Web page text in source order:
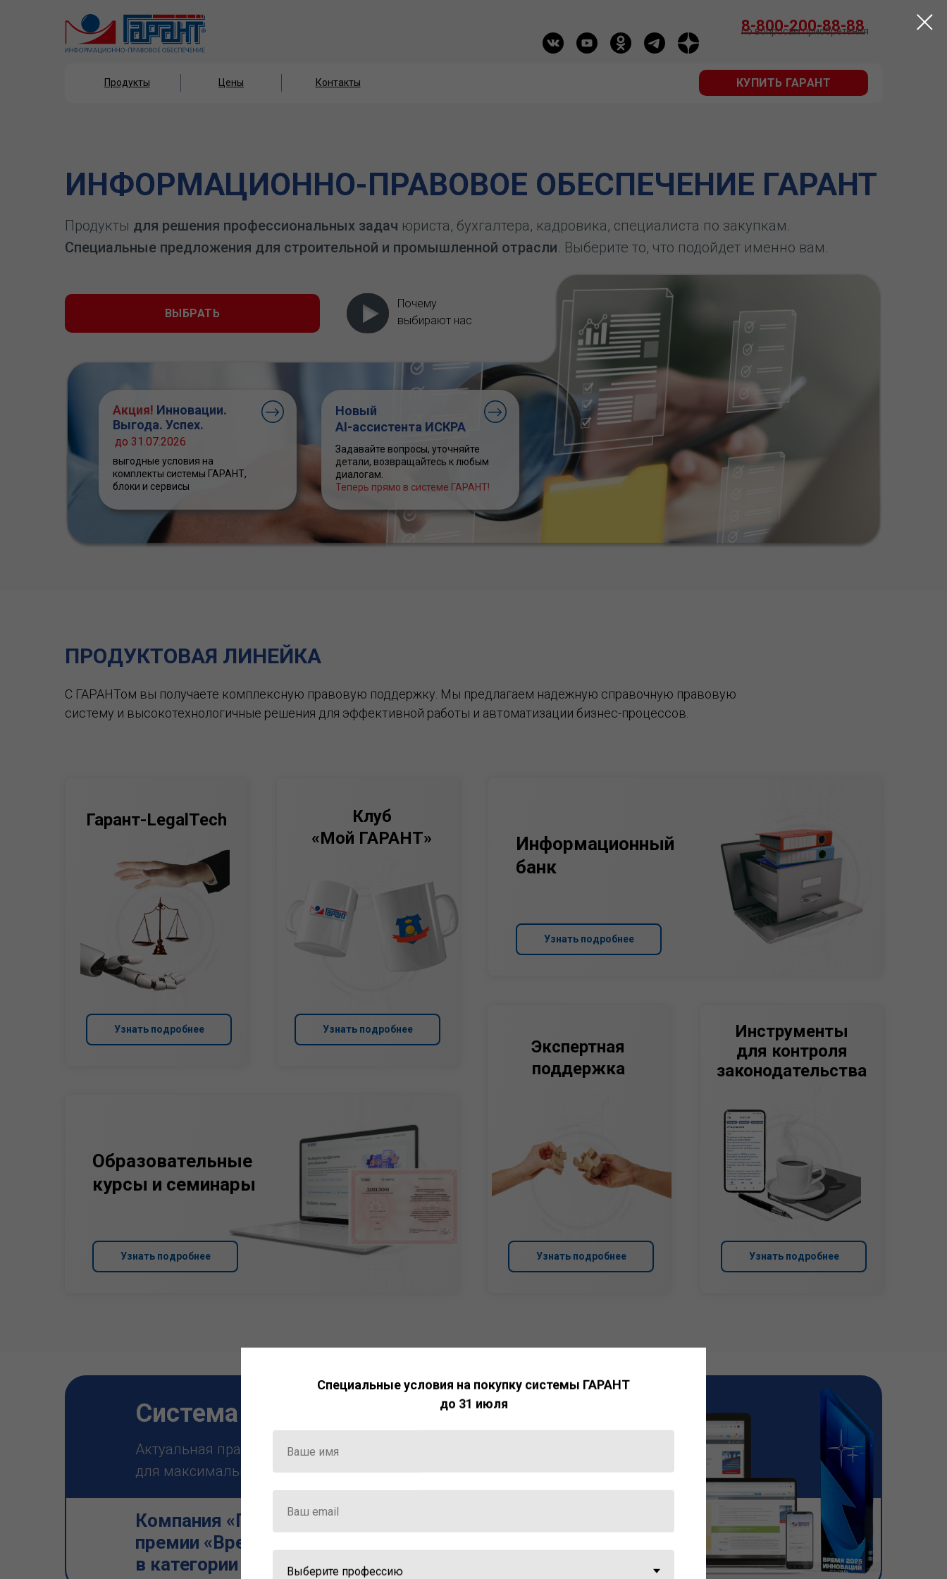
Продукты Цены Контакты
8-800-200-88-88
по вопросам приобретения
КУПИТЬ ГАРАНТ
Продукты КУПИТЬ ГАРАНТ
ИНФОРМАЦИОННО-ПРАВОВОЕ ОБЕСПЕЧЕНИЕ ГАРАНТ
Продукты для решения профессиональных задач юриста, бухгалтера, кадровика, специалиста по закупкам.
Специальные предложения для строительной и промышленной отрасли. Выберите то, что подойдет именно вам.
ВЫБРАТЬ
Почему
выбирают нас
Акция! Инновации.
Выгода. Успех.
выгодные условия на
комплекты системы ГАРАНТ,
блоки и сервисы
до 31.07.2026
Новый
AI-ассистента ИСКРА
Задавайте вопросы, уточняйте
детали, возвращайтесь к любым
диалогам.
Теперь прямо в системе ГАРАНТ!
ПРОДУКТОВАЯ ЛИНЕЙКА
С ГАРАНТом вы получаете комплексную правовую поддержку. Мы предлагаем надежную справочную правовую
систему и высокотехнологичные решения для эффективной работы и автоматизации бизнес-процессов.
Узнать подробнее
Информационный
банк
Узнать подробнее
Экспертная
поддержка
Узнать подробнее
Инструменты
для контроля
законодательства
Узнать подробнее
Клуб
«Мой ГАРАНТ»
Узнать подробнее
Образовательные
курсы и семинары
Узнать подробнее
Гарант-LegalTech
Компания «Гарант» стала победителем
премии «Время инноваций — 2025»
в категории «Искусственный интеллект»
Система ГАРАНТ
Актуальная правовая информация и инструменты
для максимально эффективной работы с ней.
Специальные условия на покупку системы ГАРАНТ
до 31 июля